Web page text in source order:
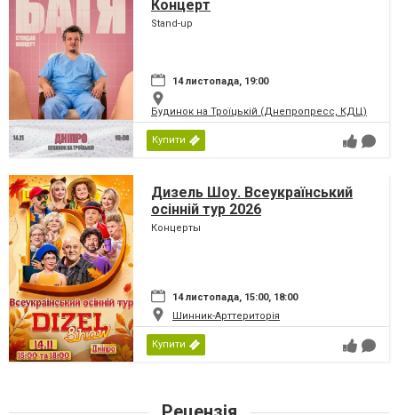
Концерт
Stand-up
14 листопада, 19:00
Будинок на Троїцькій (Днепропресс, КДЦ)
Купити
Дизель Шоу. Всеукраїнський
осінній тур 2026
Концерты
14 листопада, 15:00, 18:00
Шинник-Арттериторія
Купити